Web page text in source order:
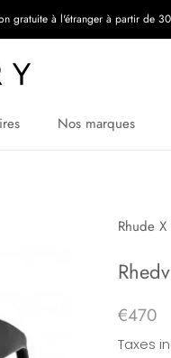
gratuite à l'étranger à partir de
Nos marques
Rhude
€470
Taxes